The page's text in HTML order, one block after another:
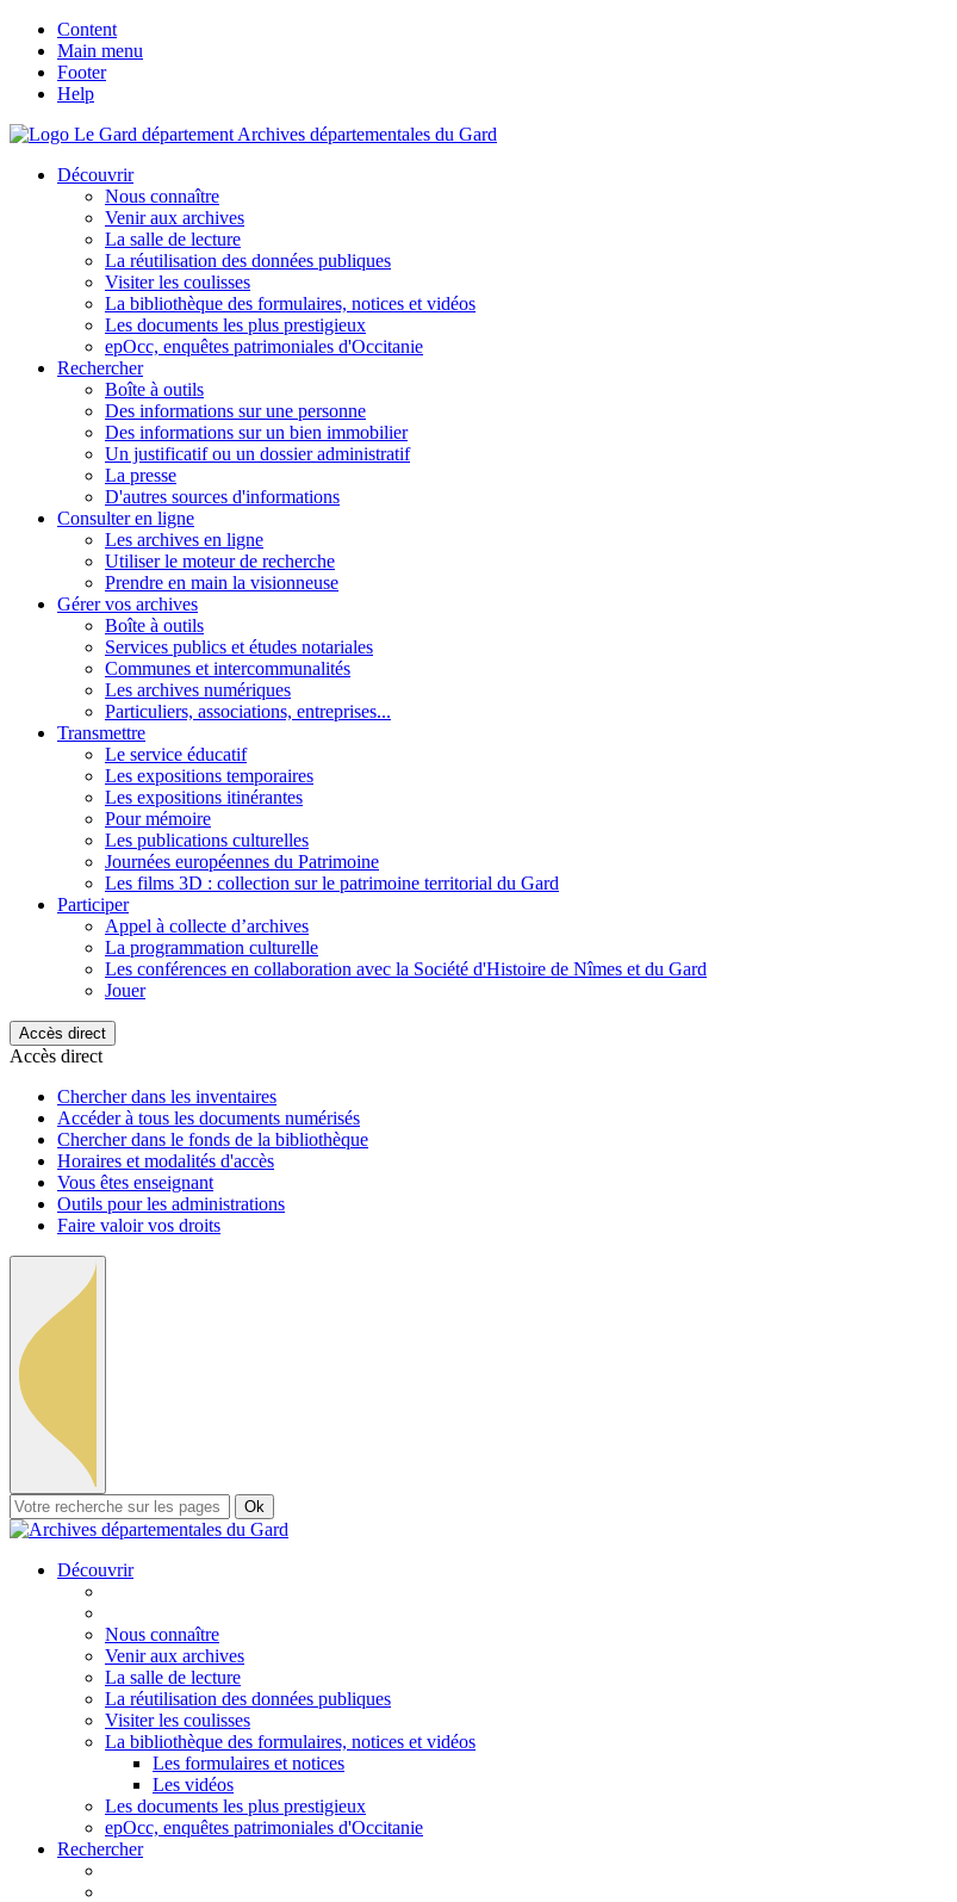
Content
Main menu
Footer
Help
Archives départementales du Gard
Découvrir
Nous connaître
Venir aux archives
La salle de lecture
La réutilisation des données publiques
Visiter les coulisses
La bibliothèque des formulaires, notices et vidéos
Les documents les plus prestigieux
epOcc, enquêtes patrimoniales d'Occitanie
Rechercher
Boîte à outils
Des informations sur une personne
Des informations sur un bien immobilier
Un justificatif ou un dossier administratif
La presse
D'autres sources d'informations
Consulter en ligne
Les archives en ligne
Utiliser le moteur de recherche
Prendre en main la visionneuse
Gérer vos archives
Boîte à outils
Services publics et études notariales
Communes et intercommunalités
Les archives numériques
Particuliers, associations, entreprises...
Transmettre
Le service éducatif
Les expositions temporaires
Les expositions itinérantes
Pour mémoire
Les publications culturelles
Journées européennes du Patrimoine
Les films 3D : collection sur le patrimoine territorial du Gard
Participer
Appel à collecte d’archives
La programmation culturelle
Les conférences en collaboration avec la Société d'Histoire de Nîmes et du Gard
Jouer
Accès direct
Accès direct
Chercher dans les inventaires
Accéder à tous les documents numérisés
Chercher dans le fonds de la bibliothèque
Horaires et modalités d'accès
Vous êtes enseignant
Outils pour les administrations
Faire valoir vos droits
Ok
Découvrir
Nous connaître
Venir aux archives
La salle de lecture
La réutilisation des données publiques
Visiter les coulisses
La bibliothèque des formulaires, notices et vidéos
Les formulaires et notices
Les vidéos
Les documents les plus prestigieux
epOcc, enquêtes patrimoniales d'Occitanie
Rechercher